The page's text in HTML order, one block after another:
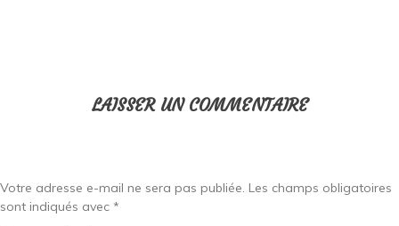
LAISSER UN COMMENTAIRE
Votre adresse e-mail ne sera pas publiée. Les champs obligatoires
sont indiqués avec *